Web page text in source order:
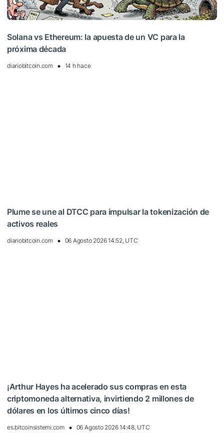
Solana vs Ethereum: la apuesta de un VC para la
próxima década
diariobitcoin.com 14 h hace
Plume se une al DTCC para impulsar la tokenización de
activos reales
diariobitcoin.com 06 Agosto 2026 14:52, UTC
¡Arthur Hayes ha acelerado sus compras en esta
criptomoneda alternativa, invirtiendo 2 millones de
dólares en los últimos cinco días!
es.bitcoinsistemi.com 06 Agosto 2026 14:48, UTC